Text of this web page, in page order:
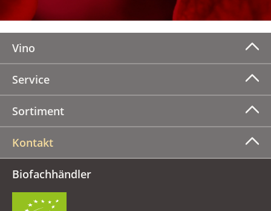
Vino
Service
Sortiment
Kontakt
Biofachhändler